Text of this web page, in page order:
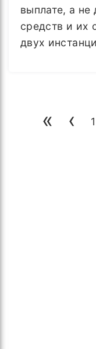
выплате, а
средств и их
двух
« ‹ 1